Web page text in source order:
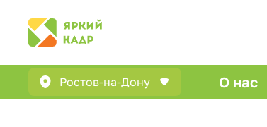
Ростов-на-Дону О нас